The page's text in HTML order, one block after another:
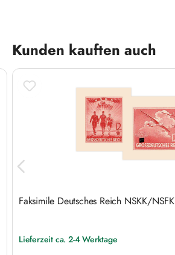
Produktgalerie überspringen
Kunden kauften auch
Faksimile Deutsches Reich NSKK/NSFK
Lieferzeit ca. 2-4 Werktage